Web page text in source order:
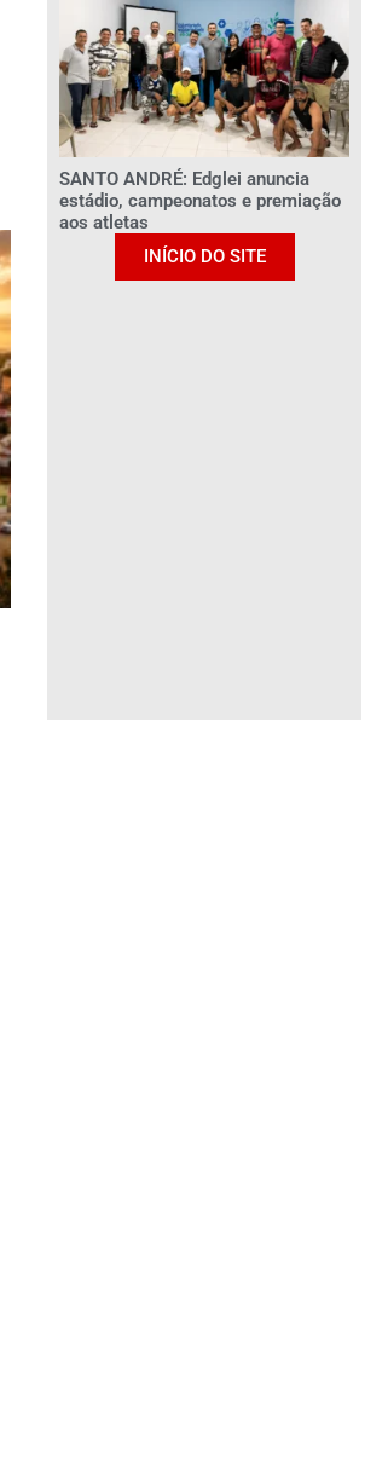
SANTO ANDRÉ: Edglei anuncia
estádio, campeonatos e premiação
aos atletas
INÍCIO DO SITE